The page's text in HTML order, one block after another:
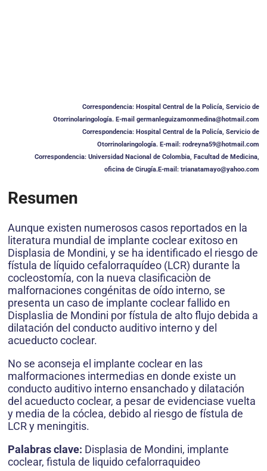
Correspondencia: Hospital Central de la Policía, Servicio de
Otorrinolaringología. E-mail germanleguizamonmedina@hotmail.com
Correspondencia: Hospital Central de la Policía, Servicio de
Otorrinolaringología. E-mail: rodreyna59@hotmail.com
Correspondencia: Universidad Nacional de Colombia, Facultad de Medicina,
oficina de Cirugía.E-mail: trianatamayo@yahoo.com
Resumen
Aunque existen numerosos casos reportados en la
literatura mundial de implante coclear exitoso en
Displasia de Mondini, y se ha identificado el riesgo de
fístula de líquido cefalorraquídeo (LCR) durante la
cocleostomía, con la nueva clasificaciòn de
malfornaciones congénitas de oído interno, se
presenta un caso de implante coclear fallido en
DisplasIia de Mondini por fístula de alto flujo debida a
dilatación del conducto auditivo interno y del
acueducto coclear.
No se aconseja el implante coclear en las
malformaciones intermedias en donde existe un
conducto auditivo interno ensanchado y dilatación
del acueducto coclear, a pesar de evidenciase vuelta
y media de la cóclea, debido al riesgo de fístula de
LCR y meningitis.
Palabras clave: Displasia de Mondini, implante
coclear, fistula de liquido cefalorraquideo